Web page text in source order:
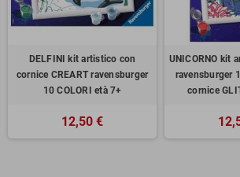
DELFINI kit artistico con
cornice CREART ravensburger
10 COLORI età 7+
12,50 €
UNICORNO kit
ravensburger
cornice